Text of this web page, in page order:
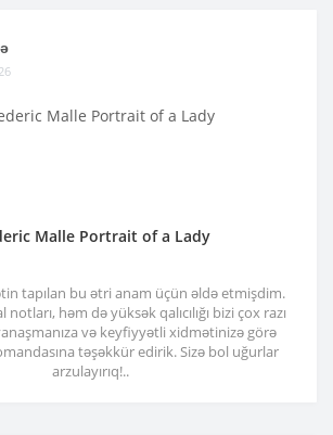
Malle Portrait of a Lady
tapılan bu ətri anam üçün əldə etmişdim.
həm də yüksək qalıcılığı bizi çox razı
və keyfiyyətli xidmətinizə görə
təşəkkür edirik. Sizə bol uğurlar
arzulayırıq!..